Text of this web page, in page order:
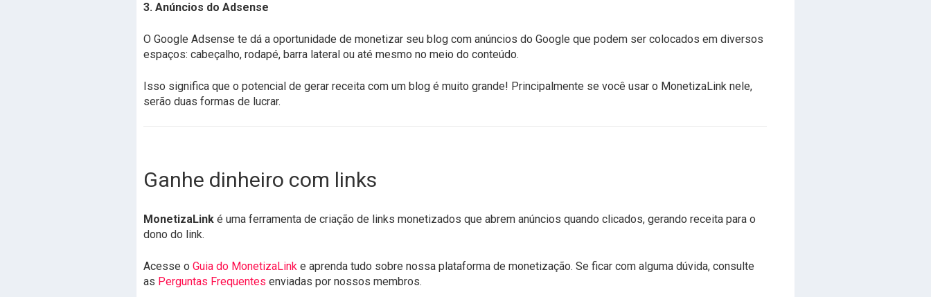
3. Anúncios do Adsense
O Google Adsense te dá a oportunidade de monetizar seu blog com anúncios do Google que podem ser colocados em diversos
espaços: cabeçalho, rodapé, barra lateral ou até mesmo no meio do conteúdo.
Isso significa que o potencial de gerar receita com um blog é muito grande! Principalmente se você usar o MonetizaLink nele,
serão duas formas de lucrar.
Ganhe dinheiro com links
MonetizaLink é uma ferramenta de criação de links monetizados que abrem anúncios quando clicados, gerando receita para o
dono do link.
Acesse o Guia do MonetizaLink e aprenda tudo sobre nossa plataforma de monetização. Se ficar com alguma dúvida, consulte
as Perguntas Frequentes enviadas por nossos membros.